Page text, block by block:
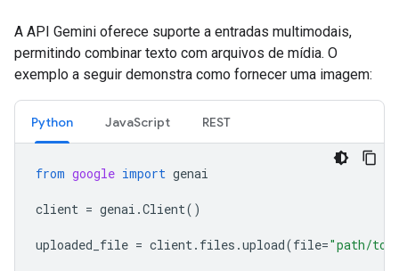
A API Gemini oferece suporte a entradas multimodais,
permitindo combinar texto com arquivos de mídia. O
exemplo a seguir demonstra como fornecer uma imagem:
Python JavaScript REST
from google import genai
client = genai .Client()
uploaded_file = client. files .upload(file="path/to/